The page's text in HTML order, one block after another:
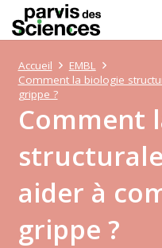
Comment
aider à
grippe ?
Accueil
EMBL
Comment la biologie
grippe ?